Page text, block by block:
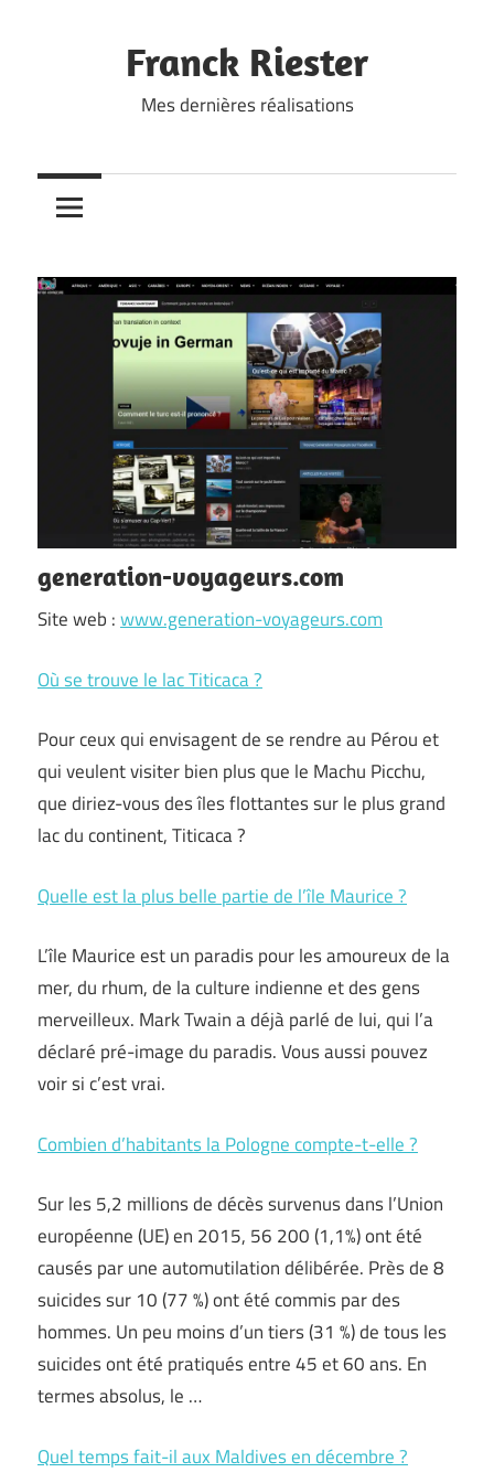
Franck Riester
Mes dernières réalisations
generation-voyageurs.com
Site web :www.generation-voyageurs.com
Où se trouve le lac Titicaca ?
Pour ceux qui envisagent de se rendre au Pérou et
qui veulent visiter bien plus que le Machu Picchu,
que diriez-vous des îles flottantes sur le plus grand
lac du continent, Titicaca ?
Quelle est la plus belle partie de l’île Maurice ?
L’île Maurice est un paradis pour les amoureux de la
mer, du rhum, de la culture indienne et des gens
merveilleux. Mark Twain a déjà parlé de lui, qui l’a
déclaré pré-image du paradis. Vous aussi pouvez
voir si c’est vrai.
Combien d’habitants la Pologne compte-t-elle ?
Sur les 5,2 millions de décès survenus dans l’Union
européenne (UE) en 2015, 56 200 (1,1%) ont été
causés par une automutilation délibérée. Près de 8
suicides sur 10 (77 %) ont été commis par des
hommes. Un peu moins d’un tiers (31 %) de tous les
suicides ont été pratiqués entre 45 et 60 ans. En
termes absolus, le …
Quel temps fait-il aux Maldives en décembre ?